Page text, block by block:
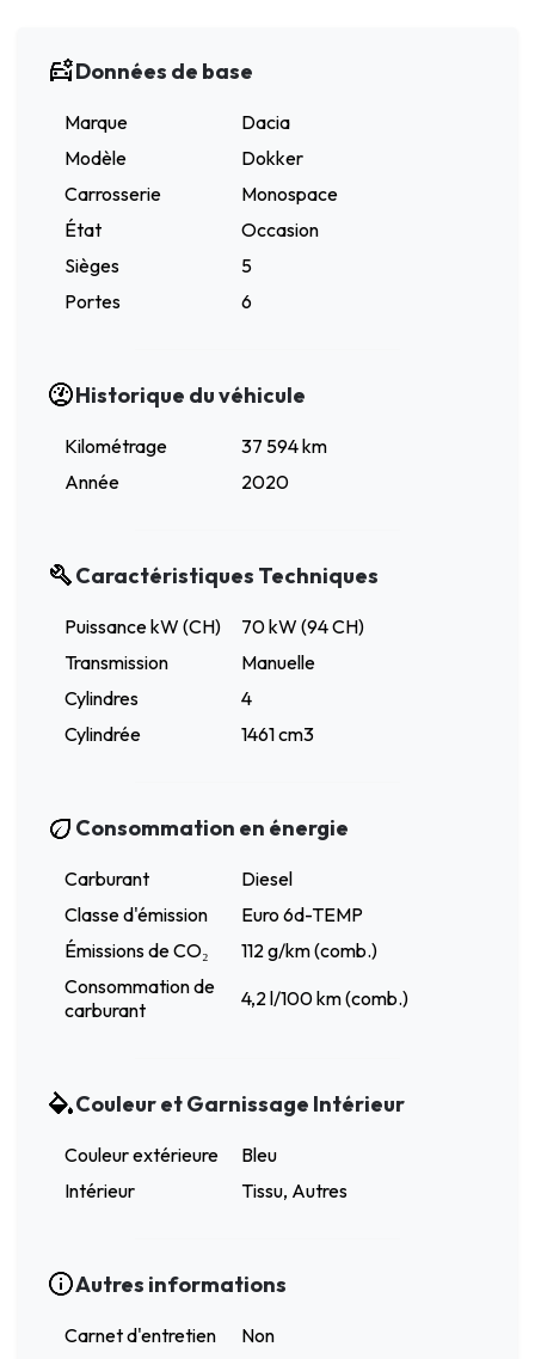
Données de base
Marque
Dacia
Modèle
Dokker
Carrosserie
Monospace
État
Occasion
Sièges
5
Portes
6
Historique du véhicule
Kilométrage
37 594 km
Année
2020
Caractéristiques Techniques
Puissance kW (CH)
70 kW (94 CH)
Transmission
Manuelle
Cylindres
4
Cylindrée
1461 cm3
Consommation en énergie
Carburant
Diesel
Classe d'émission
Euro 6d-TEMP
Émissions de CO₂
112 g/km (comb.)
Consommation de
carburant
4,2 l/100 km (comb.)
Couleur et Garnissage Intérieur
Couleur extérieure
Bleu
Intérieur
Tissu, Autres
Autres informations
Carnet d'entretien Non